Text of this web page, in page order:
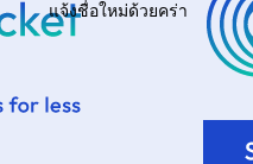
จ้งชื่อใหม่ด้วยคร่า